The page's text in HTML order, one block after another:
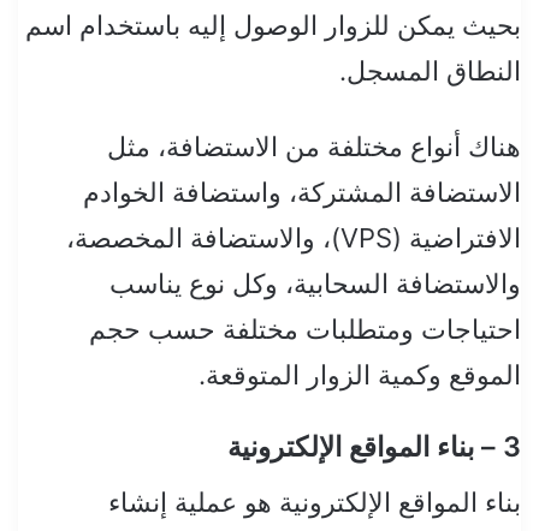
بحيث يمكن للزوار الوصول إليه باستخدام اسم
النطاق المسجل.
هناك أنواع مختلفة من الاستضافة، مثل
الاستضافة المشتركة، واستضافة الخوادم
الافتراضية (VPS)، والاستضافة المخصصة،
والاستضافة السحابية، وكل نوع يناسب
احتياجات ومتطلبات مختلفة حسب حجم
الموقع وكمية الزوار المتوقعة.
3 – بناء المواقع الإلكترونية
بناء المواقع الإلكترونية هو عملية إنشاء